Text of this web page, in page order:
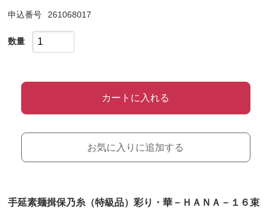
申込番号 261068017
数量
カートに入れる
お気に入りに追加する
手延素麺揖保乃糸（特級品）彩り・華－ＨＡＮＡ－１６束